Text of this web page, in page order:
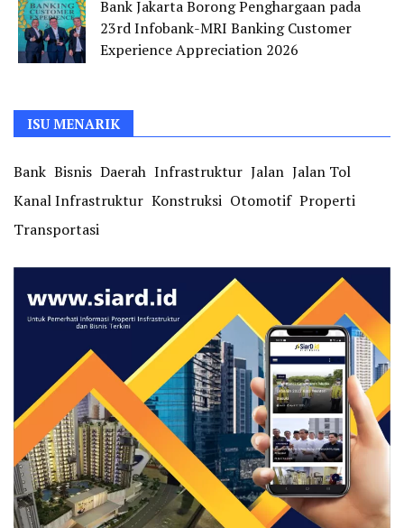
Bank Jakarta Borong Penghargaan pada
23rd Infobank-MRI Banking Customer
Experience Appreciation 2026
ISU MENARIK
Bank Bisnis Daerah Infrastruktur Jalan Jalan Tol
Kanal Infrastruktur Konstruksi Otomotif Properti
Transportasi